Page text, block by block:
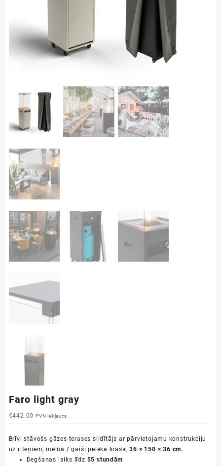
Faro light gray
€442.00 PVN iekļauts
Brīvi stāvošs gāzes terases sildītājs ar pārvietojamu konstrukciju
uz riteņiem, melnā / gaiši pelēkā krāsā,36 × 150 × 36 cm.
Degšanas laiks līdz 55 stundām